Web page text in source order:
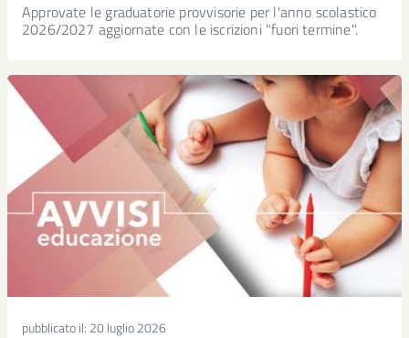
Approvate le graduatorie provvisorie per l'anno scolastico
2026/2027 aggiornate con le iscrizioni "fuori termine".
pubblicato il: 20 luglio 2026